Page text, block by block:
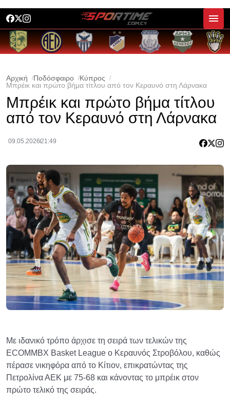
Αρχική Ποδόσφαιρο
Κύπρος
Μπρέικ και πρώτο βήμα τίτλου από τον Κεραυνό στη Λάρνακα
Μπρέικ και πρώτο βήμα τίτλου
από τον Κεραυνό στη Λάρνακα
09.05.202621:49
Με ιδανικό τρόπο άρχισε τη σειρά των τελικών της
ECOMMBX Basket League ο Κεραυνός Στροβόλου, καθώς
πέρασε νικηφόρα από το Κίτιον, επικρατώντας της
Πετρολίνα ΑΕΚ με 75-68 και κάνοντας το μπρέικ στον
πρώτο τελικό της σειράς.